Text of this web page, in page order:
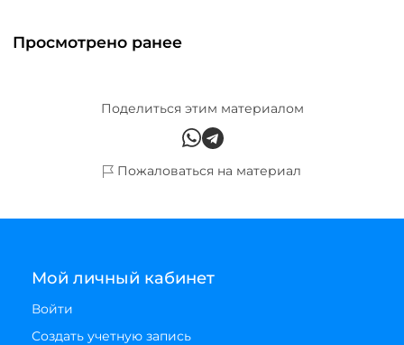
Просмотрено ранее
Поделиться этим материалом
Пожаловаться на материал
Мой личный кабинет
Войти
Создать учетную запись